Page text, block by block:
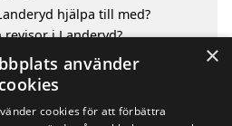
hjälpa till med?
i Landeryd?
revisor i Landeryd
i de omgivande städerna
×
använder
cookies
cookies för att förbättra